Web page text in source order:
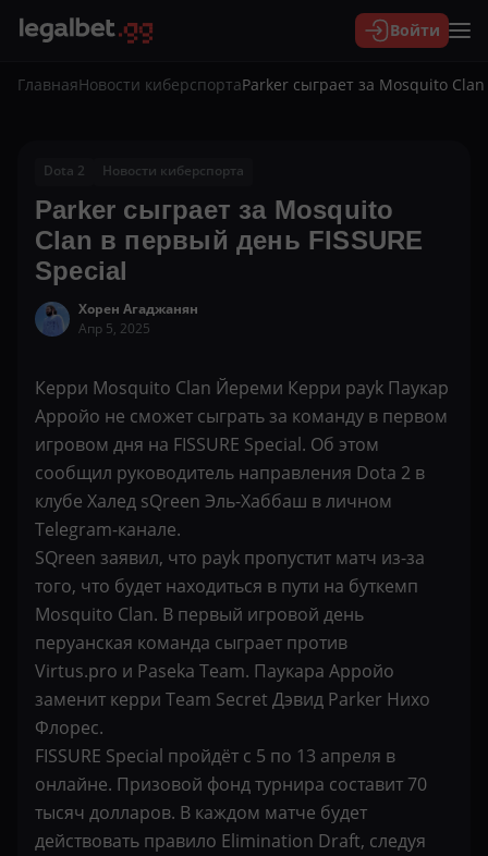
Войти
ГлавнаяНовости киберспортаParker сыграет за Mosquito
Dota 2 Новости киберспорта
Parker сыграет за Mosquito
Clan в первый день FISSURE
Special
Хорен Агаджанян
Апр 5, 2025
Керри Mosquito Clan Йереми Керри payk Паукар
Арройо не сможет сыграть за команду в первом
игровом дня на FISSURE Special. Об этом
сообщил руководитель направления Dota 2 в
клубе Халед sQreen Эль-Хаббаш в личном
Telegram-канале.
SQreen заявил, что payk пропустит матч из-за
того, что будет находиться в пути на буткемп
Mosquito Clan. В первый игровой день
перуанская команда сыграет против
Virtus.pro и Paseka Team. Паукара Арройо
заменит керри Team Secret Дэвид Parker Нихо
Флорес.
FISSURE Special пройдёт с 5 по 13 апреля в
онлайне. Призовой фонд турнира составит 70
тысяч долларов. В каждом матче будет
действовать правило Elimination Draft, следуя